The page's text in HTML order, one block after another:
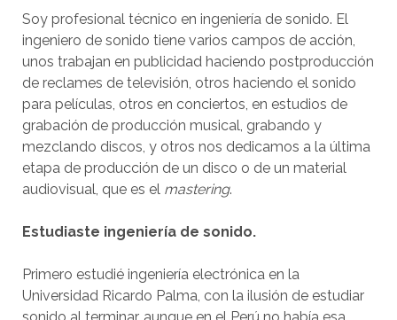
Soy profesional técnico en ingeniería de sonido. El
ingeniero de sonido tiene varios campos de acción,
unos trabajan en publicidad haciendo postproducción
de reclames de televisión, otros haciendo el sonido
para películas, otros en conciertos, en estudios de
grabación de producción musical, grabando y
mezclando discos, y otros nos dedicamos a la última
etapa de producción de un disco o de un material
audiovisual, que es el mastering.
Estudiaste ingeniería de sonido.
Primero estudié ingeniería electrónica en la
Universidad Ricardo Palma, con la ilusión de estudiar